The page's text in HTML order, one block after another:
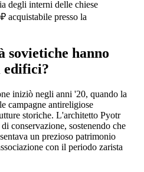
degli interni delle chiese
acquistabile presso la
sovietiche hanno
edifici?
iniziò negli anni '20, quando la
campagne antireligiose
storiche. L'architetto Pyotr
conservazione, sostenendo che
un prezioso patrimonio
con il periodo zarista